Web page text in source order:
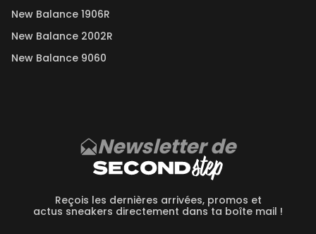
New Balance 1906R
New Balance 2002R
New Balance 9060
Newsletter de
Reçois les dernières arrivées, promos et
actus sneakers directement dans ta boîte mail !